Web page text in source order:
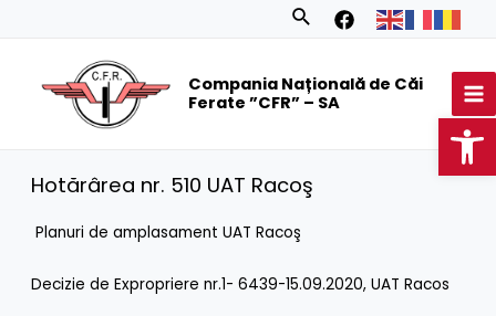
Search
Compania Națională de Căi
Ferate ”CFR” – SA
Hotărârea nr. 510 UAT Racoş
Planuri de amplasament UAT Racoş
Decizie de Expropriere nr.1- 6439-15.09.2020, UAT Racos